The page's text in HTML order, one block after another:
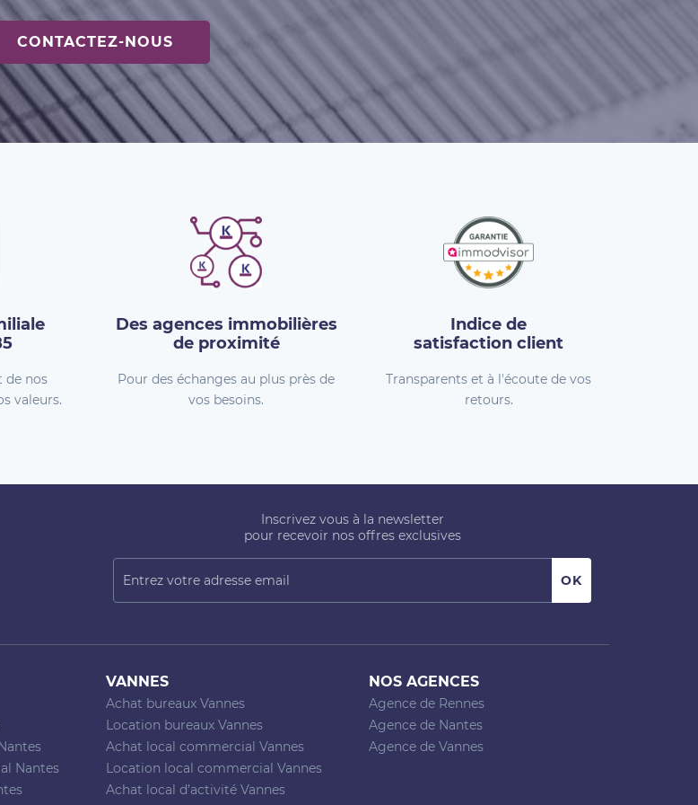
CONTACTEZ-NOUS
de nos
valeurs.
Des agences immobilières
de proximité
Pour des échanges au plus près de
vos besoins.
Indice de
satisfaction client
Transparents et à l'écoute de vos
retours.
Inscrivez vous à la newsletter
pour recevoir nos offres exclusives
Nantes
VANNES
Achat bureaux Vannes
Location bureaux Vannes
Achat local commercial Vannes
Location local commercial Vannes
Achat local d’activité Vannes
NOS AGENCES
Agence de Rennes
Agence de Nantes
Agence de Vannes